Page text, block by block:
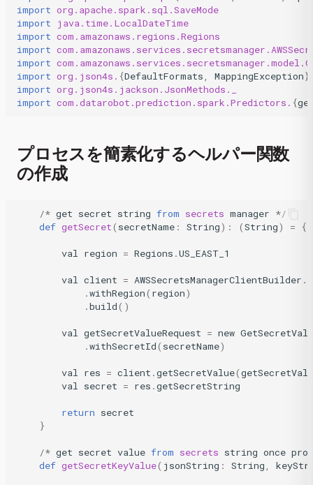
import org.apache.spark.sql.SaveMode
import
java.time.LocalDateTime
import com.amazonaws.regions.Regions
import
import
import org.json4s. {DefaultFormats, MappingException}
import org.json4s.jackson.JsonMethods._
import com.datarobot.prediction.spark.Predictors. {
プロセスを簡素化するヘルパー関数
の作成
/* get secret string from secrets manager */
def getSecret( secretName : String): (String) = {
val region = Regions .US_EAST_1
val client = AWSSecretsManagerClientBuilder .
.withRegion( region)
.build()
val getSecretValueRequest = new
.withSecretId( secretName)
val res = client .getSecretValue(
val secret = res .getSecretString
return secret
}
/* get secret value from secrets string once
def getSecretKeyValue( jsonString : String,